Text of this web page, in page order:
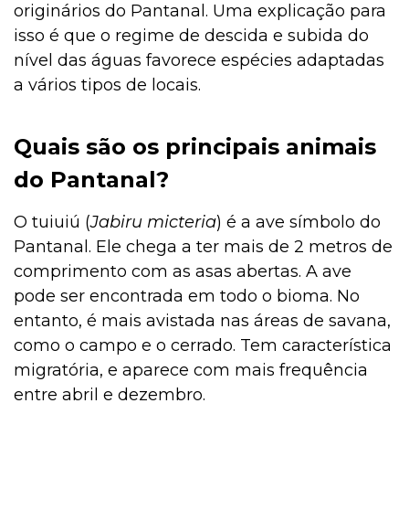
originários do Pantanal. Uma explicação para
isso é que o regime de descida e subida do
nível das águas favorece espécies adaptadas
a vários tipos de locais.
Quais são os principais animais
do Pantanal?
O tuiuiú (Jabiru micteria) é a ave símbolo do
Pantanal. Ele chega a ter mais de 2 metros de
comprimento com as asas abertas. A ave
pode ser encontrada em todo o bioma. No
entanto, é mais avistada nas áreas de savana,
como o campo e o cerrado. Tem característica
migratória, e aparece com mais frequência
entre abril e dezembro.